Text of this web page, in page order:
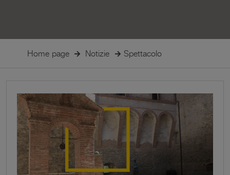
Home page Notizie Spettacolo